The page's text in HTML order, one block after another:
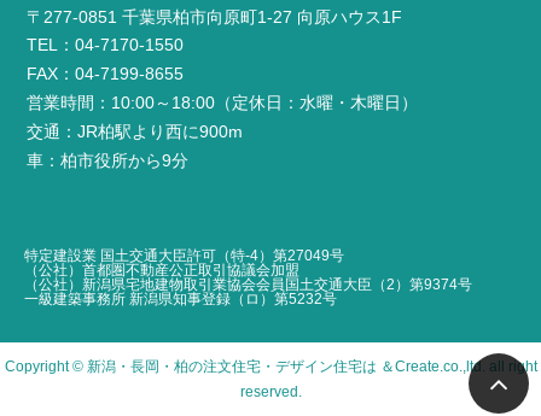
〒277-0851 千葉県柏市向原町1-27 向原ハウス1F
TEL：04-7170-1550
FAX：04-7199-8655
営業時間：10:00～18:00（定休日：水曜・木曜日）
交通：JR柏駅より西に900m
車：柏市役所から9分
特定建設業 国土交通大臣許可（特-4）第27049号
（公社）首都圏不動産公正取引協議会加盟
（公社）新潟県宅地建物取引業協会会員国土交通大臣（2）第9374号
一級建築事務所 新潟県知事登録（ロ）第5232号
Copyright © 新潟・長岡・柏の注文住宅・デザイン住宅は ＆Create.co.,ltd. all right
reserved.